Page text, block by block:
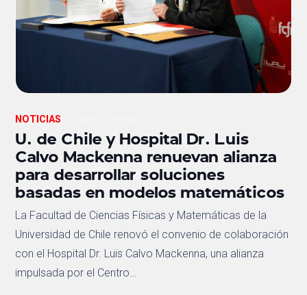
NOTICIAS
U. de Chile y Hospital Dr. Luis
Calvo Mackenna renuevan alianza
para desarrollar soluciones
basadas en modelos matemáticos
La Facultad de Ciencias Físicas y Matemáticas de la
Universidad de Chile renovó el convenio de colaboración
con el Hospital Dr. Luis Calvo Mackenna, una alianza
impulsada por el Centro…